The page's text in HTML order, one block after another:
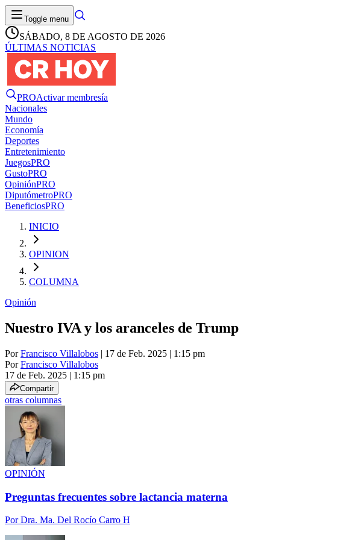
Toggle menu
SÁBADO, 8 DE AGOSTO DE 2026
ÚLTIMAS NOTICIAS
PROActivar membresía
Nacionales
Mundo
Economía
Deportes
Entretenimiento
JuegosPRO
GustoPRO
OpiniónPRO
DiputómetroPRO
BeneficiosPRO
INICIO
OPINION
COLUMNA
Opinión
Nuestro IVA y los aranceles de Trump
PorFrancisco Villalobos | 17 de Feb. 2025 | 1:15 pm
PorFrancisco Villalobos
17 de Feb. 2025 | 1:15 pm
Compartir
otras columnas
OPINIÓN
Preguntas frecuentes sobre lactancia materna
PorDra. Ma. Del Rocío Carro H